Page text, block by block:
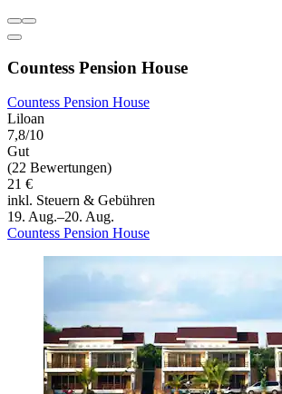
Countess Pension House
Countess Pension House
Liloan
7,8/10
Gut
(22 Bewertungen)
21 €
inkl. Steuern & Gebühren
19. Aug.–20. Aug.
Countess Pension House